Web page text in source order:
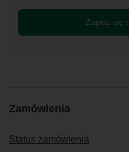
Zapisz się
Zamówienia
Status zamówienia